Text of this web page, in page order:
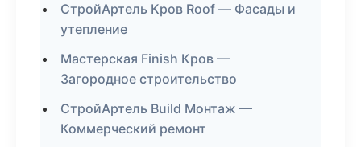
СтройАртель Кров Roof — Фасады и
утепление
Мастерская Finish Кров —
Загородное строительство
СтройАртель Build Монтаж —
Коммерческий ремонт